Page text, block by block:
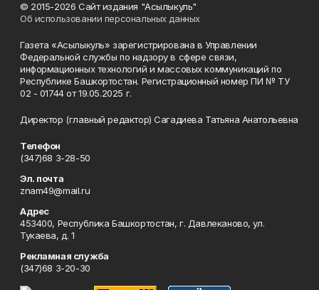
© 2015-2026 Сайт издания "Асылыкуль"
Об использовании персональных данных
Газета «Асылыкуль» зарегистрирована в Управлении
Федеральной службы по надзору в сфере связи,
информационных технологий и массовых коммуникаций по
Республике Башкортостан. Регистрационный номер ПИ № ТУ
02 - 01744 от 19.05.2025 г.
Директор (главный редактор) Сагадиева Татьяна Анатольевна
Телефон
(347)68 3-28-50
Эл. почта
znam49@mail.ru
Адрес
453400, Республика Башкортостан, г. Давлеканово, ул.
Тукаева, д. 1
Рекламная служба
(347)68 3-20-30